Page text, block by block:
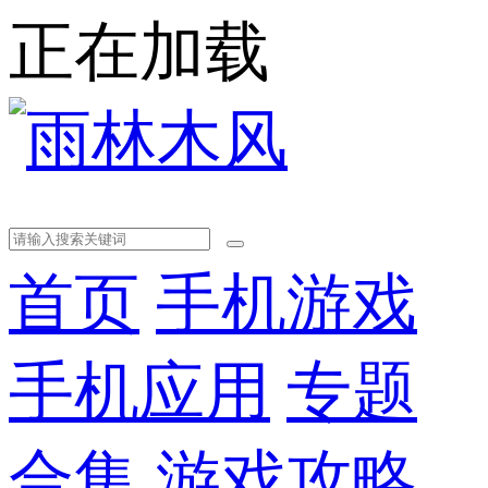
正在加载
首页 手机游戏
手机应用 专题